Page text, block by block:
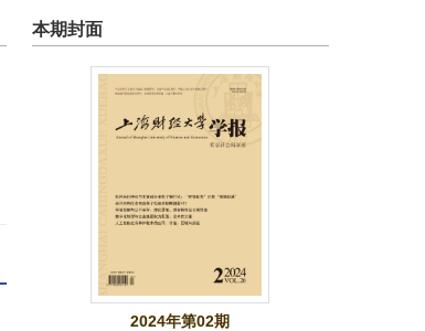
本期封面
2024年第02期